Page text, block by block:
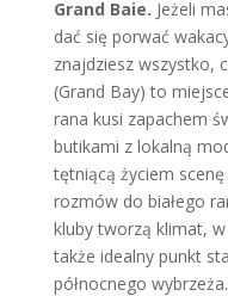
Grand Baie. Jeżeli
dać się porwać
znajdziesz wszystko,
(Grand Bay) to
rana kusi zapachem
butikami z lokalną
tętniącą życiem scenę
rozmów do białego
kluby tworzą klimat,
także idealny punkt
północnego